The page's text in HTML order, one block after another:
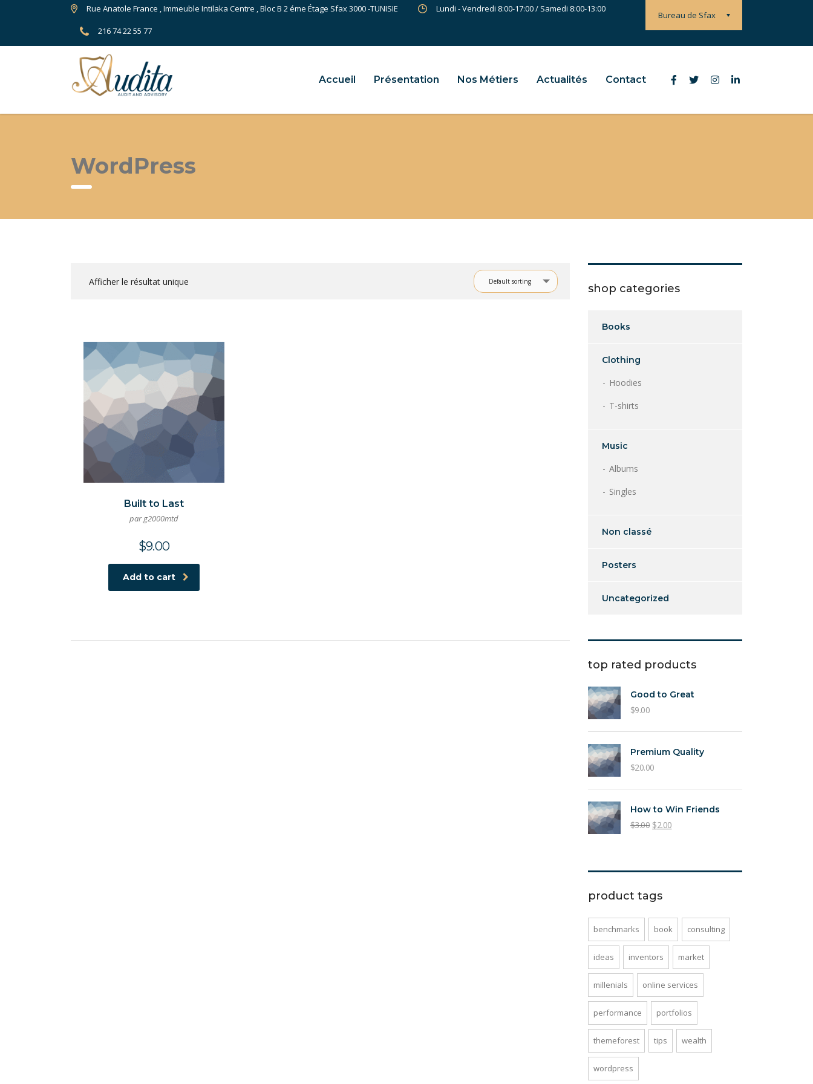
Bureau de Sfax
Rue Anatole France , Immeuble Intilaka Centre , Bloc B 2 éme Étage Sfax 3000 -TUNISIE Lundi - Vendredi 8:00-17:00 / Samedi 8:00-13:00
216 74 22 55 77
Accueil Présentation Nos Métiers Actualités Contact
WordPress
Afficher le résultat unique Default sorting
Built to Last
par g2000mtd
$9.00
Add to cart
shop categories
Books
Clothing
Hoodies
T-shirts
Music
Albums
Singles
Non classé
Posters
Uncategorized
top rated products
Good to Great
$9.00
Premium Quality
$20.00
How to Win Friends
$3.00 $2.00
product tags
benchmarks book consulting
ideas inventors market
millenials online services
performance portfolios
themeforest tips wealth
wordpress